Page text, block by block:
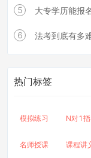
5 大专学历能报
6 法考到底有多
热门标签
模拟练习 N对1
名师授课 课程讲